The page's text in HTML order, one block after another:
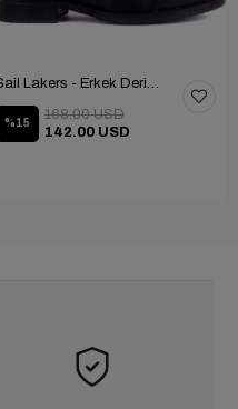
%15
142.00 USD
168.00 USD